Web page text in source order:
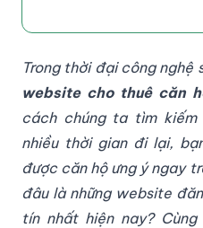
Trong thời đại công nghệ
website cho thuê căn
cách chúng ta tìm
nhiều thời gian đi lại,
được căn hộ ưng ý ngay
đâu là những website
tín nhất hiện nay?